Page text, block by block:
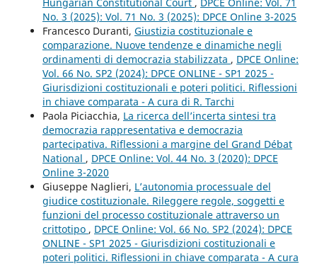
No. 3 (2025): Vol. 71 No. 3 (2025): DPCE Online 3-2025
Francesco Duranti, Giustizia costituzionale e
comparazione. Nuove tendenze e dinamiche negli
ordinamenti di democrazia stabilizzata , DPCE Online:
Vol. 66 No. SP2 (2024): DPCE ONLINE - SP1 2025 -
Giurisdizioni costituzionali e poteri politici. Riflessioni
in chiave comparata - A cura di R. Tarchi
Paola Piciacchia, La ricerca dell’incerta sintesi tra
democrazia rappresentativa e democrazia
partecipativa. Riflessioni a margine del Grand Débat
National , DPCE Online: Vol. 44 No. 3 (2020): DPCE
Online 3-2020
Giuseppe Naglieri, L’autonomia processuale del
giudice costituzionale. Rileggere regole, soggetti e
funzioni del processo costituzionale attraverso un
crittotipo , DPCE Online: Vol. 66 No. SP2 (2024): DPCE
ONLINE - SP1 2025 - Giurisdizioni costituzionali e
poteri politici. Riflessioni in chiave comparata - A cura